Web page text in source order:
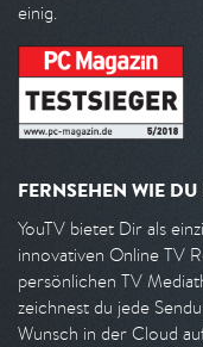
einig.
FERNSEHEN WIE DU
YouTV bietet Dir als
innovativen Online TV
persönlichen TV
zeichnest du jede
Wunsch in der Cloud